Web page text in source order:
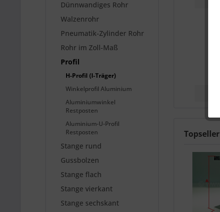
Dünnwandiges Rohr
Walzenrohr
Pneumatik-Zylinder Rohr
Rohr im Zoll-Maß
Profil
H-Profil (I-Träger)
Winkelprofil Aluminium
Aluminiumwinkel
Restposten
Aluminium-U-Profil
Restposten
Stange rund
Gussbolzen
Stange flach
Stange vierkant
Stange sechskant
Topseller